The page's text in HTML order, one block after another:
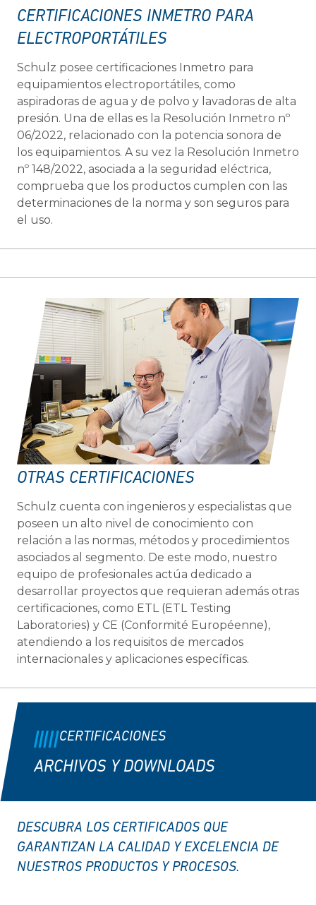
CERTIFICACIONES INMETRO PARA
ELECTROPORTÁTILES
Schulz posee certificaciones Inmetro para
equipamientos electroportátiles, como
aspiradoras de agua y de polvo y lavadoras de alta
presión. Una de ellas es la Resolución Inmetro nº
06/2022, relacionado con la potencia sonora de
los equipamientos. A su vez la Resolución Inmetro
nº 148/2022, asociada a la seguridad eléctrica,
comprueba que los productos cumplen con las
determinaciones de la norma y son seguros para
el uso.
OTRAS CERTIFICACIONES
Schulz cuenta con ingenieros y especialistas que
poseen un alto nivel de conocimiento con
relación a las normas, métodos y procedimientos
asociados al segmento. De este modo, nuestro
equipo de profesionales actúa dedicado a
desarrollar proyectos que requieran además otras
certificaciones, como ETL (ETL Testing
Laboratories) y CE (Conformité Européenne),
atendiendo a los requisitos de mercados
internacionales y aplicaciones específicas.
CERTIFICACIONES
ARCHIVOS Y DOWNLOADS
DESCUBRA LOS CERTIFICADOS QUE
GARANTIZAN LA CALIDAD Y EXCELENCIA DE
NUESTROS PRODUCTOS Y PROCESOS.